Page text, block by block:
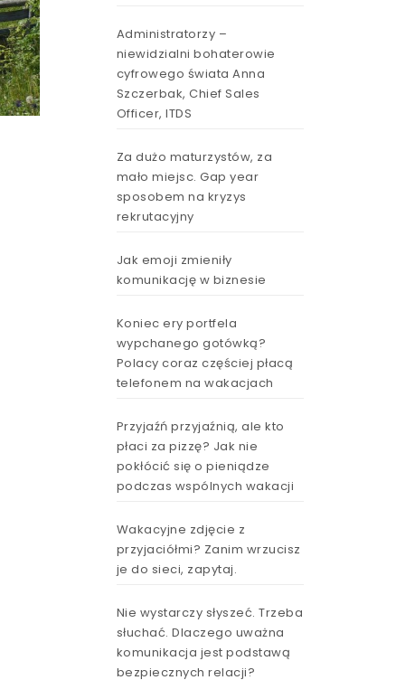
Administratorzy –
niewidzialni bohaterowie
cyfrowego świata Anna
Szczerbak, Chief Sales
Officer, ITDS
Za dużo maturzystów, za
mało miejsc. Gap year
sposobem na kryzys
rekrutacyjny
Jak emoji zmieniły
komunikację w biznesie
Koniec ery portfela
wypchanego gotówką?
Polacy coraz częściej płacą
telefonem na wakacjach
Przyjaźń przyjaźnią, ale kto
płaci za pizzę? Jak nie
pokłócić się o pieniądze
podczas wspólnych wakacji
Wakacyjne zdjęcie z
przyjaciółmi? Zanim wrzucisz
je do sieci, zapytaj.
Nie wystarczy słyszeć. Trzeba
słuchać. Dlaczego uważna
komunikacja jest podstawą
bezpiecznych relacji?